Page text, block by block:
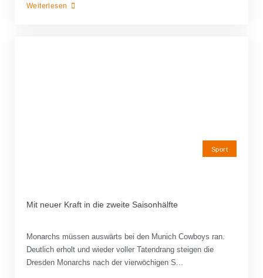
Weiterlesen
Sport
Mit neuer Kraft in die zweite Saisonhälfte
Monarchs müssen auswärts bei den Munich Cowboys ran.
Deutlich erholt und wieder voller Tatendrang steigen die
Dresden Monarchs nach der vierwöchigen S...